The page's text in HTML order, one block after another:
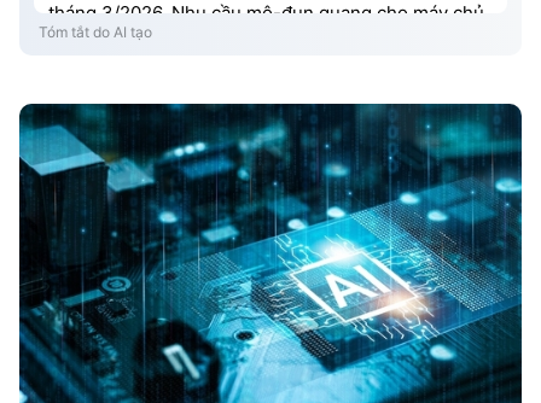
tháng 3/2026. Nhu cầu mô-đun quang cho máy chủ
AI 800G/1.6T tăng gấp nhiều lần, đẩy thị trường
thác công suất của các nhà sản xuất vẫn ổn định.
Các xưởng đúc chip và nhà cung cấp epitaxy hưởng
lợi nhờ rào cản kỹ thuật cao và gắn kết khách hàng,
trong khi phân khúc phiến bán dẫn đối mặt cạnh
tranh gay gắt hơn. Đà tăng giá dự kiến duy trì 12-18
tháng tới, nhưng có rủi ro từ việc nới lỏng kiểm soát
xuất khẩu gallium, chi phí AI giảm, mở rộng công
suất vượt mong đợi hoặc công nghệ silicon
photonics thay thế VCSEL. AXT và IQE là các mã cổ
phiếu liên quan trực tiếp cho nhà đầu tư Mỹ.
Tóm tắt do AI tạo